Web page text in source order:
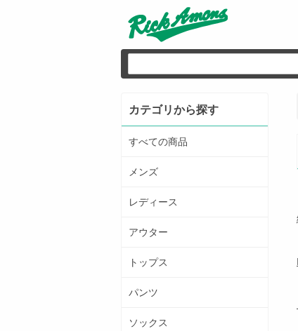
カテゴリから探す
すべての商品
メンズ
レディース
アウター
トップス
パンツ
ソックス